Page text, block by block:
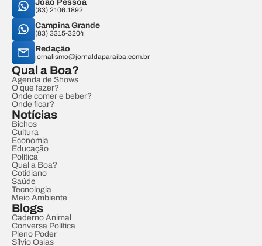
João Pessoa
(83) 2106.1892
Campina Grande
(83) 3315-3204
Redação
jornalismo@jornaldaparaiba.com.br
Qual a Boa?
Agenda de Shows
O que fazer?
Onde comer e beber?
Onde ficar?
Notícias
Bichos
Cultura
Economia
Educação
Política
Qual a Boa?
Cotidiano
Saúde
Tecnologia
Meio Ambiente
Blogs
Caderno Animal
Conversa Política
Pleno Poder
Sílvio Osias